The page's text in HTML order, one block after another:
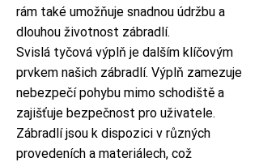
rám také umožňuje snadnou údržbu a
dlouhou životnost zábradlí.
Svislá tyčová výplň je dalším klíčovým
prvkem našich zábradlí. Výplň zamezuje
nebezpečí pohybu mimo schodiště a
zajišťuje bezpečnost pro uživatele.
Zábradlí jsou k dispozici v různých
provedeních a materiálech, což